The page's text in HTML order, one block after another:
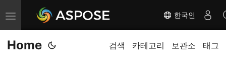
내
비
게
한국인
Home 검색 카테고리 보관소 태그